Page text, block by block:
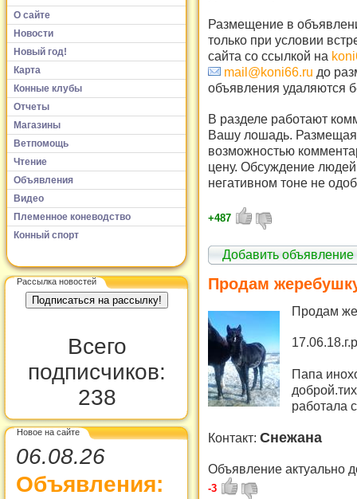
О сайте
Новости
Новый год!
Карта
Конные клубы
Отчеты
Магазины
Ветпомощь
Чтение
Объявления
Видео
Племенное коневодство
Конный спорт
Рассылка новостей
Всего
подписчиков:
238
Новое на сайте
06.08.26
Объявления:
Размещение в
только при условии
сайта со ссылкой на
mail@koni66.ru до
объявления удаляются
В разделе работают
Вашу лошадь. Размещая
возможностью
цену. Обсуждение
негативном тоне не
+487
Добавить объявление
Продам
Продам
Папа
работала
Контакт: Снежана
Объявление актуально
-3